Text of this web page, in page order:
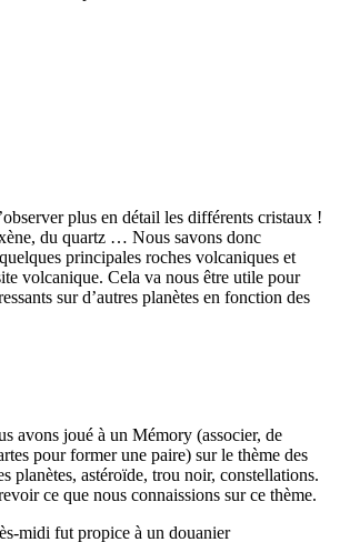
plus en détail les différents cristaux !
du quartz … Nous savons donc
principales roches volcaniques et
volcanique. Cela va nous être utile pour
sur d’autres planètes en fonction des
avons joué à un Mémory (associer, de
pour former une paire) sur le thème des
planètes, astéroïde, trou noir, constellations.
ce que nous connaissions sur ce thème.
midi fut propice à un douanier